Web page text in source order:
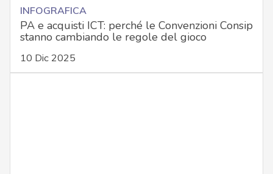
INFOGRAFICA
PA e acquisti ICT: perché le Convenzioni Consip
stanno cambiando le regole del gioco
10 Dic 2025